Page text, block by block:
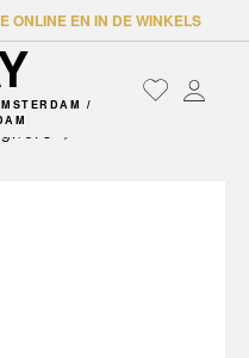
ONLINE EN IN DE WINKELS
/